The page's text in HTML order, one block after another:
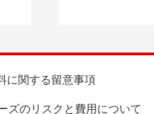
に関する留意事項
ズのリスクと費用について